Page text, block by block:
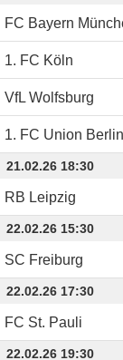
FC Bayern
1. FC Köln
VfL Wolfsburg
1. FC Union Berlin
21.02.26 18:30
RB Leipzig
22.02.26 15:30
SC Freiburg
22.02.26 17:30
FC St. Pauli
22.02.26 19:30